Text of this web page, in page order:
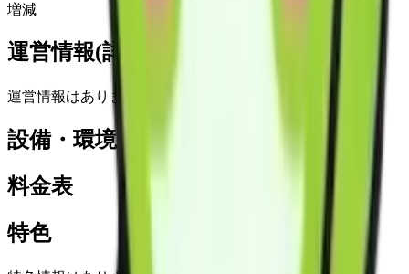
増減
運営情報(詳細)
運営情報はありません
設備・環境
料金表
特色